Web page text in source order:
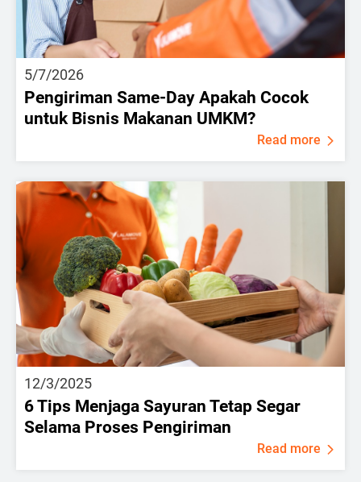
5/7/2026
Pengiriman Same-Day Apakah Cocok
untuk Bisnis Makanan UMKM?
Read more
12/3/2025
6 Tips Menjaga Sayuran Tetap Segar
Selama Proses Pengiriman
Read more